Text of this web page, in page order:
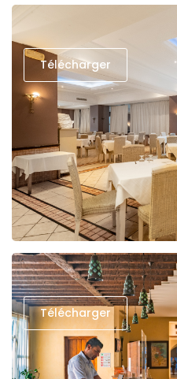
Télécharger
Télécharger